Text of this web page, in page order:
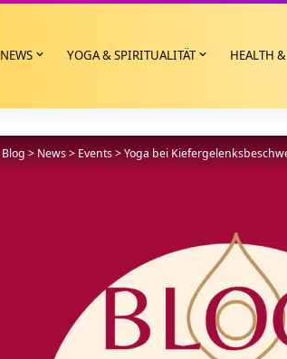
NEWS YOGA & SPIRITUALITÄT HEALTH
Blog > News> Events>Yoga bei